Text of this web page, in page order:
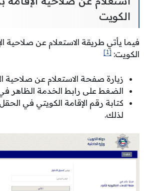
الكويت
فيما يأتي طريقة الاستعلام عن صلاحية
الكويت: [1]
زيارة صفحة الاستعلام عن صلاحية
الضغط على رابط الخدمة الظاهر
كتابة رقم الإقامة الكويتي في
لذلك.